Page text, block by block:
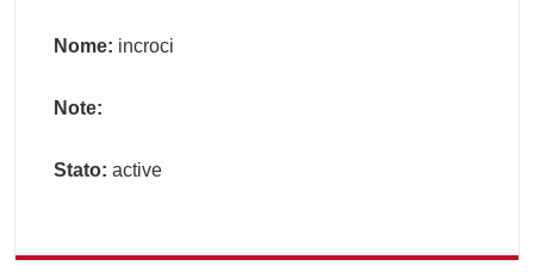
Nome: incroci
Note:
Stato: active